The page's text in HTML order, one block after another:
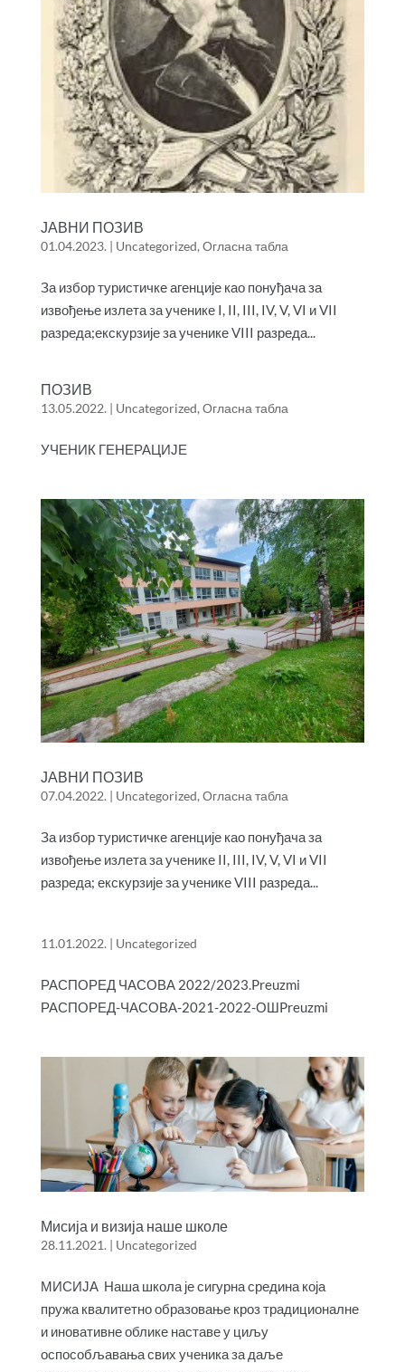
ЈАВНИ ПОЗИВ
01.04.2023. | Uncategorized, Огласна табла
За избор туристичке агенције као понуђача за
извођење излета за ученике I, II, III, IV, V, VI и VII
разреда;екскурзије за ученике VIII разреда...
ПОЗИВ
13.05.2022. | Uncategorized, Огласна табла
УЧЕНИК ГЕНЕРАЦИЈЕ
ЈАВНИ ПОЗИВ
07.04.2022. | Uncategorized, Огласна табла
За избор туристичке агенције као понуђача за
извођење излета за ученике II, III, IV, V, VI и VII
разреда; екскурзије за ученике VIII разреда...
11.01.2022. | Uncategorized
РАСПОРЕД ЧАСОВА 2022/2023.Preuzmi
РАСПОРЕД-ЧАСОВА-2021-2022-ОШPreuzmi
Мисија и визија наше школе
28.11.2021. | Uncategorized
МИСИЈА Наша школа је сигурна средина која
пружа квалитетно образовање кроз традиционалне
и иновативне облике наставе у циљу
оспособљавања свих ученика за даље